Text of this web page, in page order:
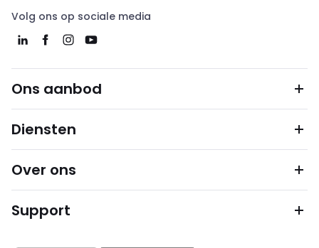
Volg ons op sociale media
Ons aanbod
Diensten
Over ons
Support